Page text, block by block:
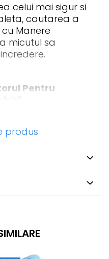
celui mai sigur si
cautarea a
Manere
micutul sa
Pentru
foloseasca
pentru
de scaunul
lucru creste
elimina teama
ovale sau
toaletelor,
produs